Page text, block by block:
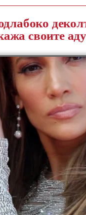
своите